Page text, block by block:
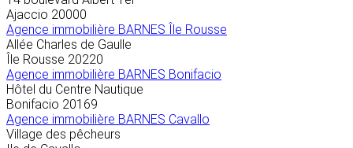
Ajaccio 20000
Agence immobilière BARNES Île Rousse
Allée Charles de Gaulle
Île Rousse 20220
Agence immobilière BARNES Bonifacio
Hôtel du Centre Nautique
Bonifacio 20169
Agence immobilière BARNES Cavallo
Village des pêcheurs